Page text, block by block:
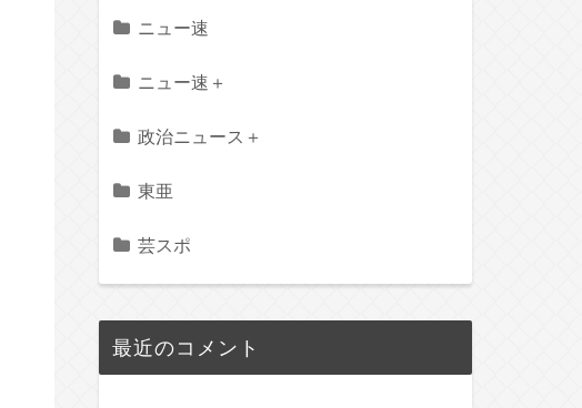
ニュー速
ニュー速＋
政治ニュース＋
東亜
芸スポ
最近のコメント